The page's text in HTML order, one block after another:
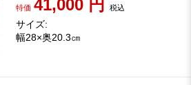
特価 41,000 円税込
サイズ:
幅28×奥20.3㎝